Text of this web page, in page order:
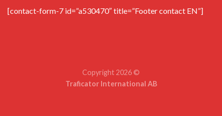
[contact-form-7 id=”a530470″ title=”Footer contact EN”]
Copyright 2026 ©
Traficator International AB